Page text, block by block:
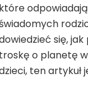
które
świadomych
się,
troskę o planetę
ten artykuł